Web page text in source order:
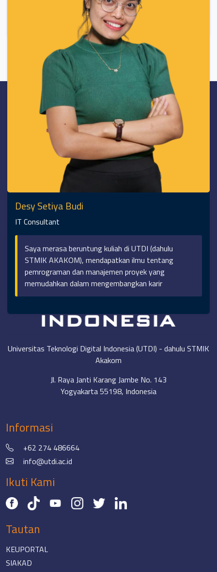
Cucut Hariz Pratomo
Bismillah, terimakasih UTDI atas banyak ilmu dan
pengalaman belajar yang di berikan. Dosen yang
humble dan experienced membantu saya
mengembangkan diri untuk ber profesi sebagai
akademisi.
Desy Setiya Budi
IT Consultant
Saya merasa beruntung kuliah di UTDI (dahulu
STMIK AKAKOM), mendapatkan ilmu tentang
pemrograman dan manajemen proyek yang
memudahkan dalam mengembangkan karir
Universitas Teknologi Digital Indonesia (UTDI) - dahulu STMIK
Akakom
Jl. Raya Janti Karang Jambe No. 143
Yogyakarta 55198, Indonesia
Informasi
+62 274 486664
info@utdi.ac.id
Ikuti Kami
Tautan
KEUPORTAL
SIAKAD